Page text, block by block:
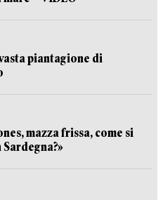
piantagione di
mazza frissa, come si